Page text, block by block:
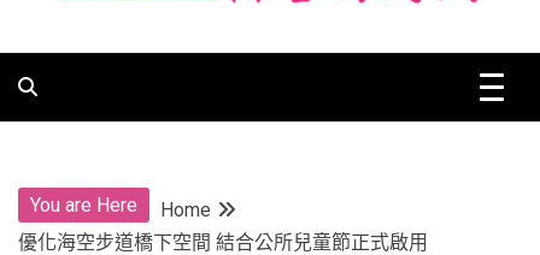
真言新聞網
You are Here
Home
優化海空步道橋下空間 結合公所兒童節正式啟用